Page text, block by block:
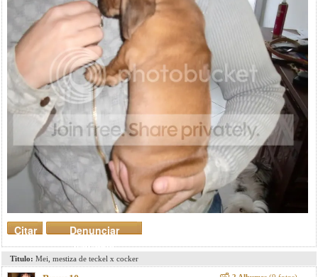
Denunciar
mensaje
Citar
Titulo: Mei, mestiza de teckel x cocker